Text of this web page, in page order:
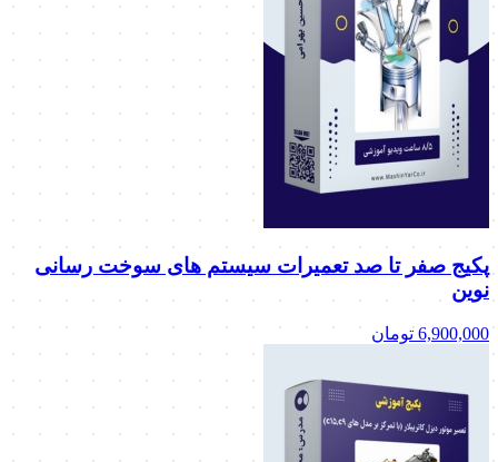
پکیج صفر تا صد تعمیرات سیستم های سوخت رسانی
نوین
6,900,000 تومان